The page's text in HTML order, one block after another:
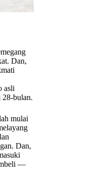
Dan,
asli
bulan.
mulai
Dan,
—